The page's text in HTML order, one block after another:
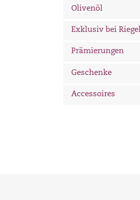
Olivenöl
Exklusiv bei
Prämierungen
Geschenke
Accessoires